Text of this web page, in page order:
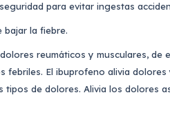
para evitar ingestas
bajar la fiebre.
reumáticos y musculares, de
febriles. El ibuprofeno alivia
tipos de dolores. Alivia los dolores